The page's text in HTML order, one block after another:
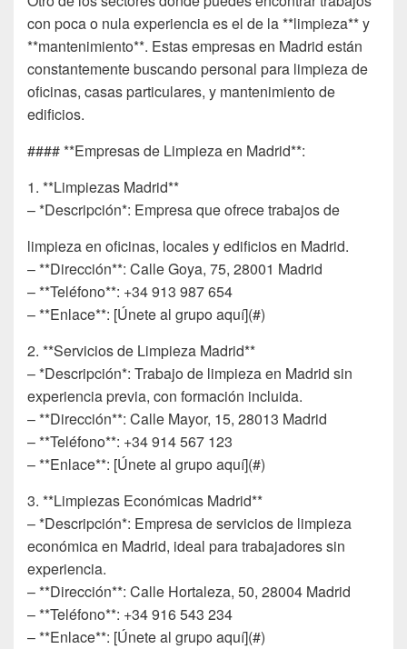
con poca o nula experiencia es el de la **limpieza** y
**mantenimiento**. Estas empresas en Madrid están
constantemente buscando personal para limpieza de
oficinas, casas particulares, y mantenimiento de
edificios.
#### **Empresas de Limpieza en Madrid**:
1. **Limpiezas Madrid**
– *Descripción*: Empresa que ofrece trabajos de
limpieza en oficinas, locales y edificios en Madrid.
– **Dirección**: Calle Goya, 75, 28001 Madrid
– **Teléfono**: +34 913 987 654
– **Enlace**: [Únete al grupo aquí](#)
2. **Servicios de Limpieza Madrid**
– *Descripción*: Trabajo de limpieza en Madrid sin
experiencia previa, con formación incluida.
– **Dirección**: Calle Mayor, 15, 28013 Madrid
– **Teléfono**: +34 914 567 123
– **Enlace**: [Únete al grupo aquí](#)
3. **Limpiezas Económicas Madrid**
– *Descripción*: Empresa de servicios de limpieza
económica en Madrid, ideal para trabajadores sin
experiencia.
– **Dirección**: Calle Hortaleza, 50, 28004 Madrid
– **Teléfono**: +34 916 543 234
– **Enlace**: [Únete al grupo aquí](#)